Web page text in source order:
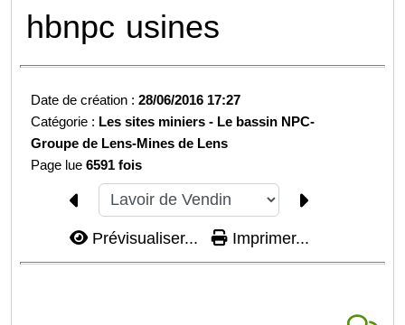
hbnpc usines
Date de création :28/06/2016 17:27
Catégorie : Les sites miniers - Le bassin NPC-
Groupe de Lens-Mines de Lens
Page lue6591 fois
Prévisualiser... Imprimer...